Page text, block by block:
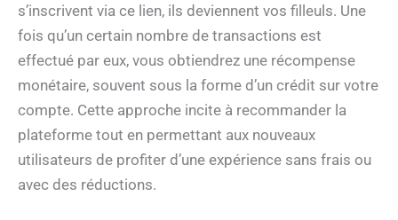
s’inscrivent via ce lien, ils deviennent vos filleuls. Une
fois qu’un certain nombre de transactions est
effectué par eux, vous obtiendrez une récompense
monétaire, souvent sous la forme d’un crédit sur votre
compte. Cette approche incite à recommander la
plateforme tout en permettant aux nouveaux
utilisateurs de profiter d’une expérience sans frais ou
avec des réductions.